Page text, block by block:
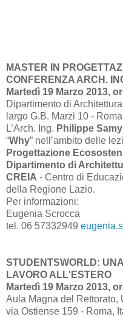
MASTER IN
CONFERENZA ARCH.
Martedì 19 Marzo 2013,
Dipartimento di
largo G.B. Marzi 10 -
L’Arch. Ing. Philippe
“Why” nell’ambito delle
Progettazione
Dipartimento di
CREIA - Centro di
della Regione Lazio.
Per informazioni:
Eugenia Scrocca
tel. 06 57332949
STUDENTSWORLD:
LAVORO ALL'ESTERO
Martedì 19 Marzo 2013,
Aula Magna del Rettorato,
via Ostiense 159 - Roma,